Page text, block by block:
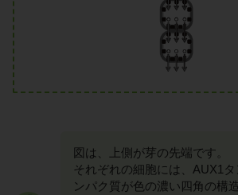
図は、上側が芽の先端です。
それぞれの細胞には、AUX1
ンパク質が色の濃い四角の構